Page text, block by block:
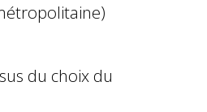
du choix du